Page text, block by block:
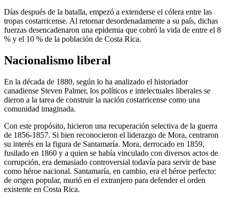
Días después de la batalla, empezó a extenderse el cólera entre las
tropas costarricense. Al retornar desordenadamente a su país, dichas
fuerzas desencadenaron una epidemia que cobró la vida de entre el 8
% y el 10 % de la población de Costa Rica.
Nacionalismo liberal
En la década de 1880, según lo ha analizado el historiador
canadiense Steven Palmer, los políticos e intelectuales liberales se
dieron a la tarea de construir la nación costarricense como una
comunidad imaginada.
Con este propósito, hicieron una recuperación selectiva de la guerra
de 1856-1857. Si bien reconocieron el liderazgo de Mora, centraron
su interés en la figura de Santamaría. Mora, derrocado en 1859,
fusilado en 1860 y a quien se había vinculado con diversos actos de
corrupción, era demasiado controversial todavía para servir de base
como héroe nacional. Santamaría, en cambio, era el héroe perfecto:
de origen popular, murió en el extranjero para defender el orden
existente en Costa Rica.